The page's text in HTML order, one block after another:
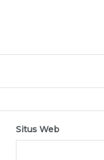
Situs Web